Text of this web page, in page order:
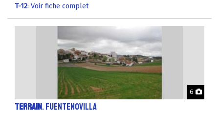
T-12: Voir fiche complet
6
TERRAIN. FUENTENOVILLA